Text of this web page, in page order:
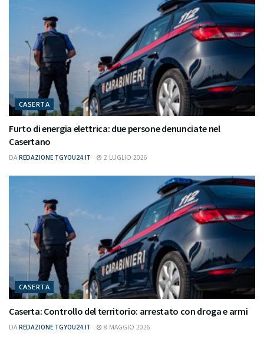
CASERTA
Furto di energia elettrica: due persone denunciate nel
Casertano
DA REDAZIONE TGYOU24.IT 2 LUGLIO 2026
CASERTA
Caserta: Controllo del territorio: arrestato con droga e armi
DA REDAZIONE TGYOU24.IT 8 MAGGIO 2026